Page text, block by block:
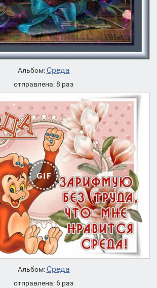
Альбом: Среда
отправлена: 8 раз
Альбом: Среда
отправлена: 6 раз